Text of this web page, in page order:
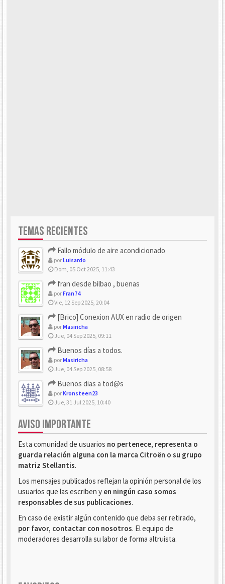
TEMAS RECIENTES
Fallo módulo de aire acondicionado
porLuisardo
Dom, 05 Oct 2025, 11:43
fran desde bilbao , buenas
porFran74
Vie, 12 Sep 2025, 20:04
[Brico] Conexion AUX en radio de origen
porMasiricha
Jue, 04 Sep 2025, 09:11
Buenos días a todos.
porMasiricha
Jue, 04 Sep 2025, 08:58
Buenos dias a tod@s
porKronsteen23
Jue, 31 Jul 2025, 10:40
AVISO IMPORTANTE
Esta comunidad de usuarios no pertenece, representa o
guarda relación alguna con la marca Citroën o su grupo
matriz Stellantis.
Los mensajes publicados reflejan la opinión personal de los
usuarios que las escriben y en ningún caso somos
responsables de sus publicaciones.
En caso de existir algún contenido que deba ser retirado,
por favor, contactar con nosotros. El equipo de
moderadores desarrolla su labor de forma altruista.